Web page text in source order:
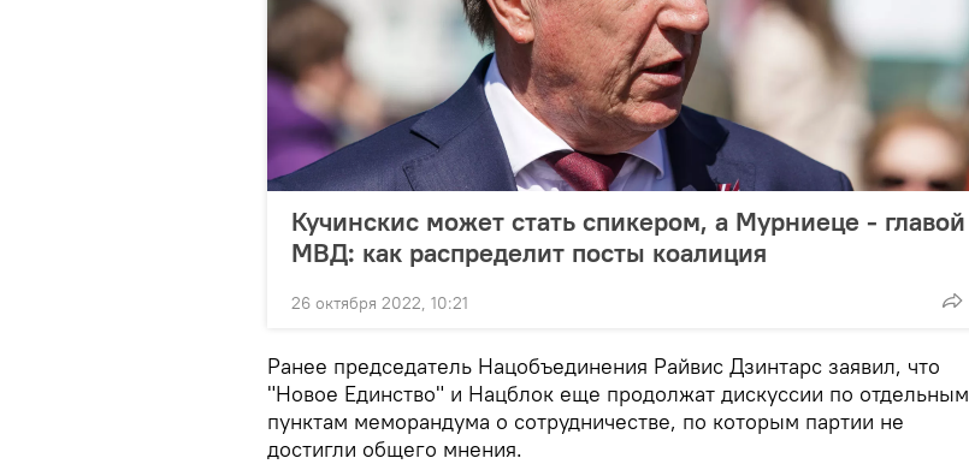
Кучинскис может стать спикером, а Мурниеце - главой
МВД: как распределит посты коалиция
26 октября 2022, 10:21
Ранее председатель Нацобъединения Райвис Дзинтарс заявил, что
"Новое Единство" и Нацблок еще продолжат дискуссии по отдельным
пунктам меморандума о сотрудничестве, по которым партии не
достигли общего мнения.